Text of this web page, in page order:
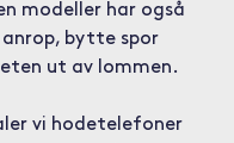
modeller har også
bytte spor
ut av lommen.
vi hodetelefoner